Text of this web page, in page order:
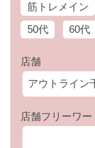
筋トレメイン
50代
60代
店舗
店舗フリーワー